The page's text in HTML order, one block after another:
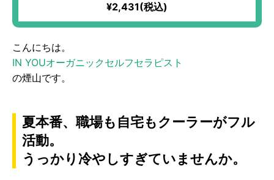
¥2,431(税込)
こんにちは。
IN YOUオーガニックセルフセラピスト
の煙山です。
夏本番、職場も自宅もクーラーがフル
活動。
うっかり冷やしすぎていませんか。